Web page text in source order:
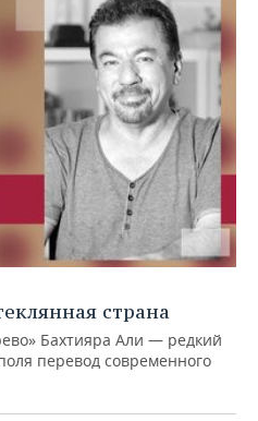
страна
Бахтияра Али — редкий
перевод современного